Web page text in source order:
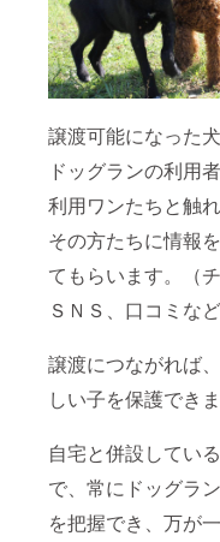
譲渡可能になった犬
ドッグランの利用
利用ワンたちと触れ
その方たちに情報
てもらいます。（チ
ＳＮＳ、口コミなど
譲渡につながれば
しい子を保護できま
自宅と併設してい
で、常にドッグラ
を把握でき、万が